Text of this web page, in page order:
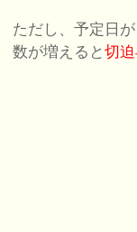
ただし、予定日
数が増えると切